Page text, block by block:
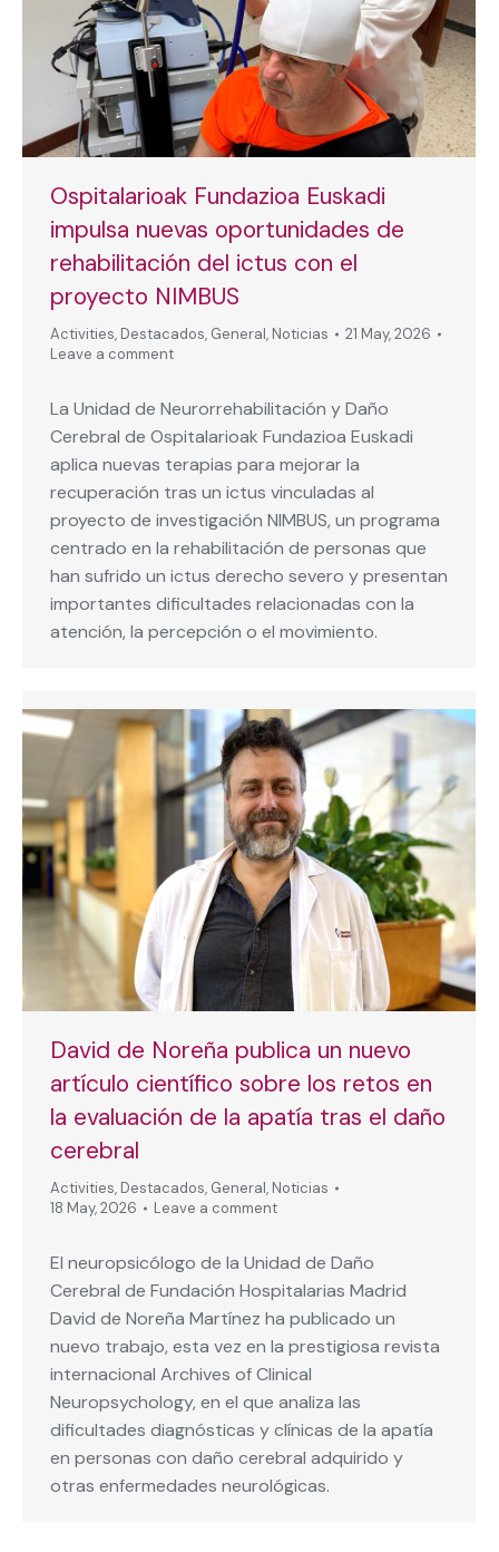
Ospitalarioak Fundazioa Euskadi
impulsa nuevas oportunidades de
rehabilitación del ictus con el
proyecto NIMBUS
Activities, Destacados, General, Noticias
21 May, 2026
Leave a comment
La Unidad de Neurorrehabilitación y Daño
Cerebral de Ospitalarioak Fundazioa Euskadi
aplica nuevas terapias para mejorar la
recuperación tras un ictus vinculadas al
proyecto de investigación NIMBUS, un programa
centrado en la rehabilitación de personas que
han sufrido un ictus derecho severo y presentan
importantes dificultades relacionadas con la
atención, la percepción o el movimiento.
David de Noreña publica un nuevo
artículo científico sobre los retos en
la evaluación de la apatía tras el daño
cerebral
Activities, Destacados, General, Noticias
18 May, 2026
Leave a comment
El neuropsicólogo de la Unidad de Daño
Cerebral de Fundación Hospitalarias Madrid
David de Noreña Martínez ha publicado un
nuevo trabajo, esta vez en la prestigiosa revista
internacional Archives of Clinical
Neuropsychology, en el que analiza las
dificultades diagnósticas y clínicas de la apatía
en personas con daño cerebral adquirido y
otras enfermedades neurológicas.